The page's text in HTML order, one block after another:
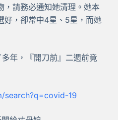
，請務必通知她清理。她本
好，卻常中4星、5星，而她
年，『開刀前』二週前竟
search?q=covid-19